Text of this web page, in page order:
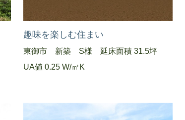
趣味を楽しむ住まい
東御市 新築 S様 延床面積 31.5坪
UA値 0.25 W/㎡K